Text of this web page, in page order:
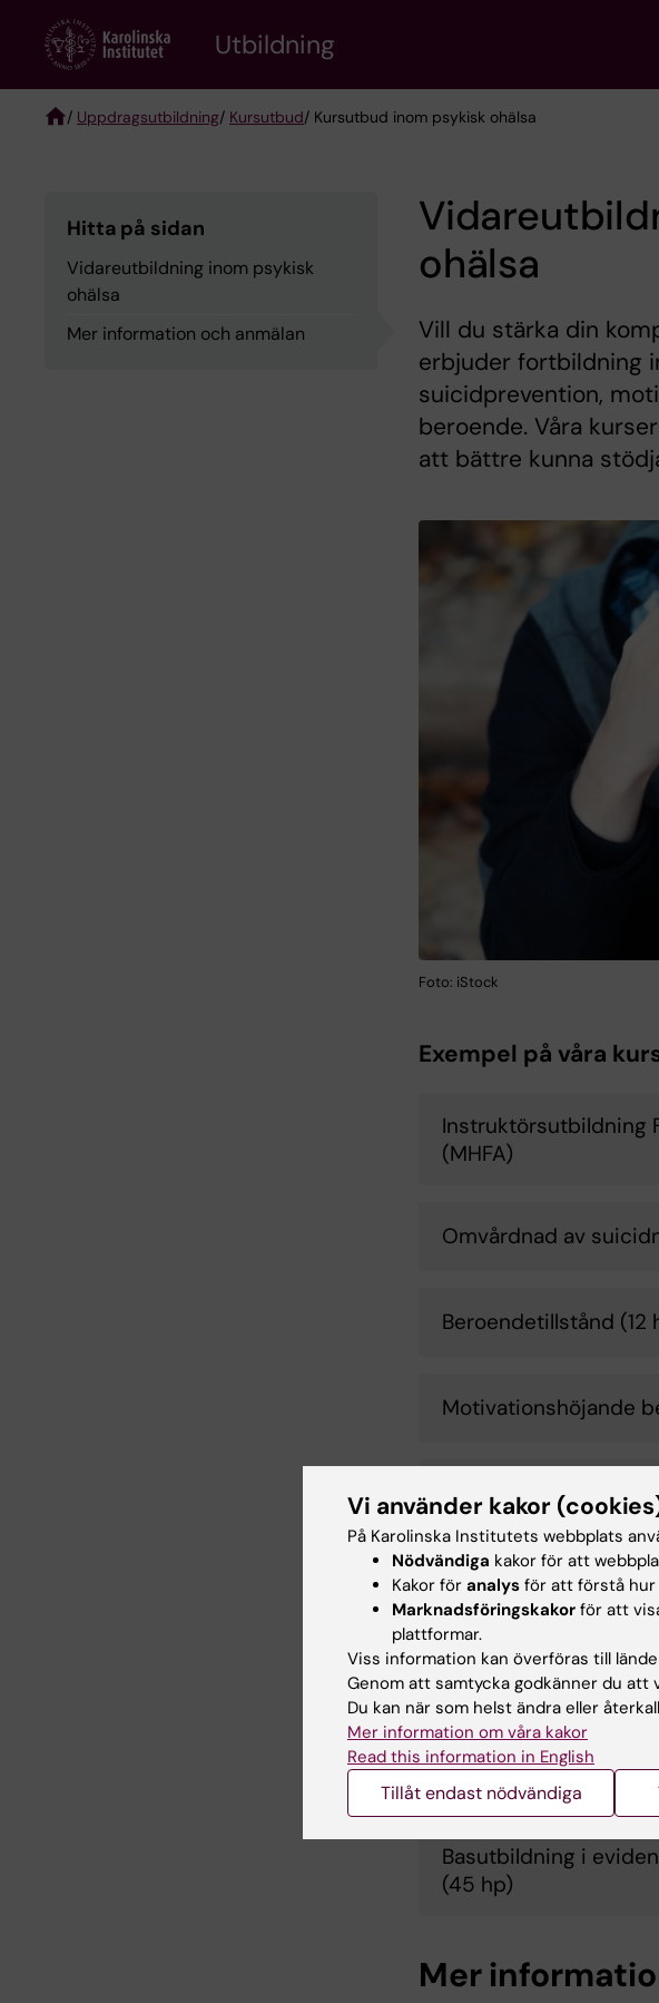
content
Utbildning
/ Uppdragsutbildning/ Kursutbud/ Kursutbud inom psykisk ohälsa
Hitta på sidan
Vidareutbildning inom psykisk
ohälsa
Mer information och anmälan
ohälsa
Vill du stärka din
erbjuder fortbildning
suicidprevention,
beroende. Våra
att bättre kunna
Foto: iStock
Exempel på våra
Instruktörsutbildning
(MHFA)
Omvårdnad av
Beroendetillstånd (12
Motivationshöjande
Återfallsprevention (3
Motiverande samtal
hp, distans)
Ätstörningar -
Psyk-E bas
Basutbildning i
(45 hp)
Mer
Vi använder kakor
På Karolinska Institutets webbplats
Nödvändiga kakor för att
Kakor för analys för att förstå hur
Marknadsföringskakor för att
plattformar.
Viss information kan överföras till
Genom att samtycka godkänner du att
Du kan när som helst ändra eller
Mer information om våra kakor
Read this information in English
Tillåt endast nödvändiga